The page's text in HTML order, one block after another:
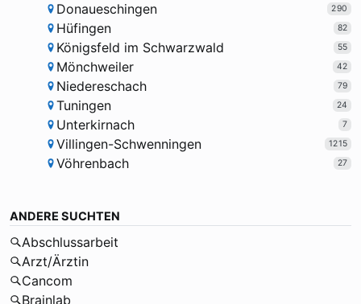
Donaueschingen 290
Hüfingen 82
Königsfeld im Schwarzwald 55
Mönchweiler 42
Niedereschach 79
Tuningen 24
Unterkirnach 7
Villingen-Schwenningen 1215
Vöhrenbach 27
ANDERE SUCHTEN
Abschlussarbeit
Arzt/Ärztin
Cancom
Brainlab